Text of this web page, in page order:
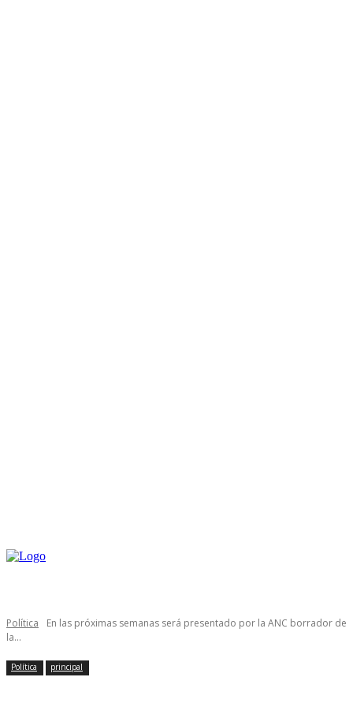
Política
En las próximas semanas será presentado por la ANC borrador de
la...
Política principal